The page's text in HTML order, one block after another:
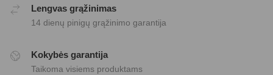
Lengvas grąžinimas
14 dienų pinigų grąžinimo garantija
Kokybės garantija
Taikoma visiems produktams